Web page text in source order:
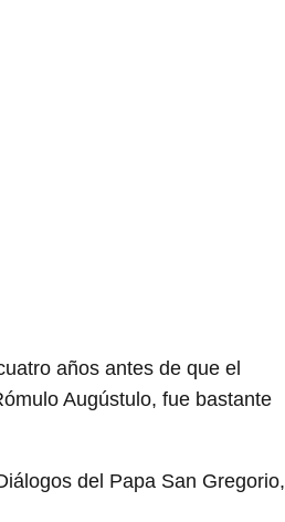
años antes de que el
Augústulo, fue bastante
del Papa San Gregorio,